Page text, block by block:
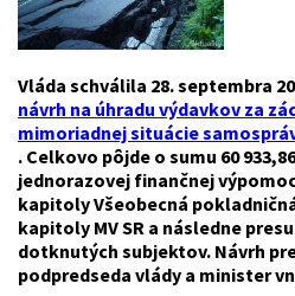
Vláda schválila 28. septembra
návrh na úhradu výdavkov za
mimoriadnej situácie
. Celkovo pôjde o sumu 60
jednorazovej finančnej
kapitoly Všeobecná
kapitoly MV SR a následne
dotknutých subjektov. Návrh
podpredseda vlády a minister